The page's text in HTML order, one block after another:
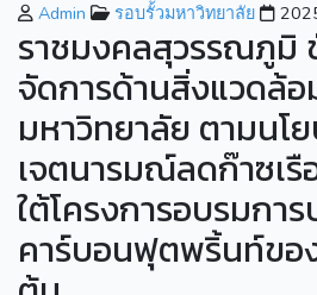
Admin รอบรั้วมหาวิทยาลัย
ราชมงคลสุวรรณภูมิ
จัดการด้านสิ่งแวดล้
มหาวิทยาลัย ตามนโ
เจตนารมณ์ลดก๊าซเรื
ใต้โครงการอบรมการ
คาร์บอนฟุตพริ้นท์ขอ